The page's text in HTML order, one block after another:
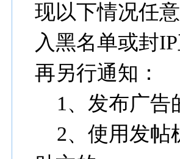
现以下情况任
入黑名单或封
再另行通知：
1、发布广告
2、使用发帖